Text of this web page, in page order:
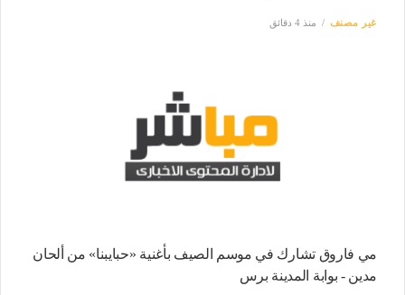
غير مصنف منذ 4 دقائق
مي فاروق تشارك في موسم الصيف بأغنية «حبايبنا» من ألحان
مدين - بوابة المدينة برس